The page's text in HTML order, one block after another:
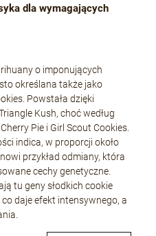
dla wymagających
o imponujących
określana także jako
Powstała dzięki
Kush, choć według
Pie i Girl Scout Cookies.
indica, w proporcji około
przykład odmiany, która
cechy genetyczne.
tu geny słodkich cookie
daje efekt intensywnego, a